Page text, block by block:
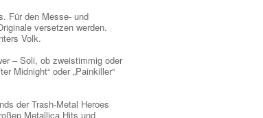
Für den Messe- und
versetzen werden.
Volk.
– Soli, ob zweistimmig oder
Midnight“ oder „Painkiller“
der Trash-Metal Heroes
Metallica Hits und